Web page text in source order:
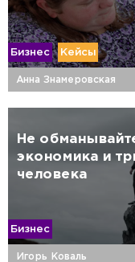
Бизнес Кейсы
Анна Знамеровская
Не
экономика и
человека
Бизнес
Игорь Коваль